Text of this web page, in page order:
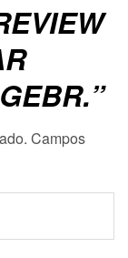
Campos